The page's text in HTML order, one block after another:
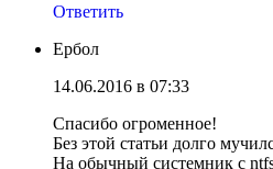
Ответить
Ербол
14.06.2016 в 07:33
Спасибо огроменное!
Без этой статьи долго
На обычный системник c